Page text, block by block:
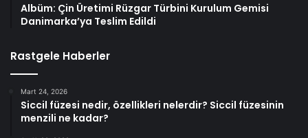
Albüm: Çin Üretimi Rüzgar Türbini Kurulum Gemisi
Danimarka’ya Teslim Edildi
Rastgele Haberler
Mart 24, 2026
Siccil füzesi nedir, özellikleri nelerdir? Siccil füzesinin
menzili ne kadar?